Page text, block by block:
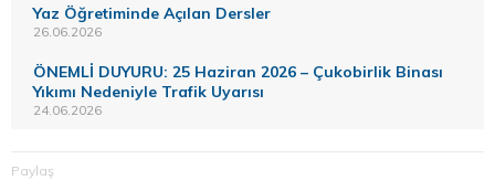
Yaz Öğretiminde Açılan Dersler
26.06.2026
ÖNEMLİ DUYURU: 25 Haziran 2026 – Çukobirlik Binası
Yıkımı Nedeniyle Trafik Uyarısı
24.06.2026
Paylaş